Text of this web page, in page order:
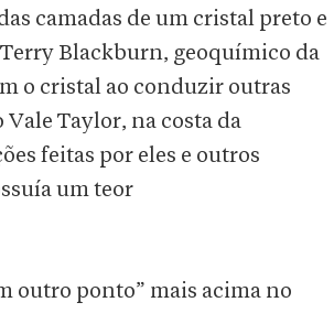
camadas de um cristal preto e
Blackburn, geoquímico da
o cristal ao conduzir outras
Taylor, na costa da
feitas por eles e outros
um teor
outro ponto” mais acima no